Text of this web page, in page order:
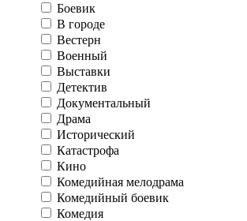
Боевик
В городе
Вестерн
Военный
Выставки
Детектив
Документальный
Драма
Исторический
Катастрофа
Кино
Комедийная мелодрама
Комедийный боевик
Комедия